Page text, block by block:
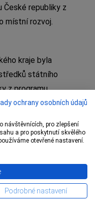
republiky z
místní rozvoj.
kraje byla
státního
z programu
rozvoj
kraj,Centrála
kraje
ochrany osobních údajů
návštěvnících, pro zlepšení
a pro poskytnutí skvělého
otevřené nastavení.
Podrobné nastavení